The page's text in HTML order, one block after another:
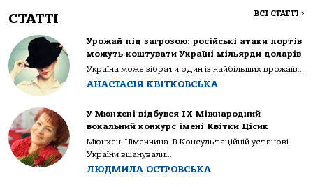
СТАТТІ ВСІ СТАТТІ >
Урожай під загрозою: російські атаки портів
можуть коштувати Україні мільярди доларів
Україна може зібрати один із найбільших врожаїв...
АНАСТАСІЯ КВІТКОВСЬКА
У Мюнхені відбувся IX Міжнародний
вокальний конкурс імені Квітки Цісик
Мюнхен. Німеччина. В Консультаційній установі
України вшанували...
ЛЮДМИЛА ОСТРОВСЬКА